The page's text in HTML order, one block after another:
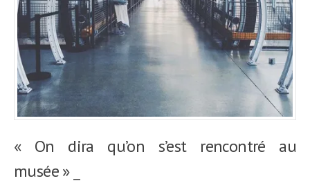
« On dira qu’on s’est rencontré au
musée » _